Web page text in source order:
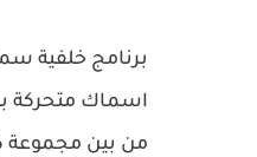
برنامج خلفية
اسماك متحركة
من بين مجموعة